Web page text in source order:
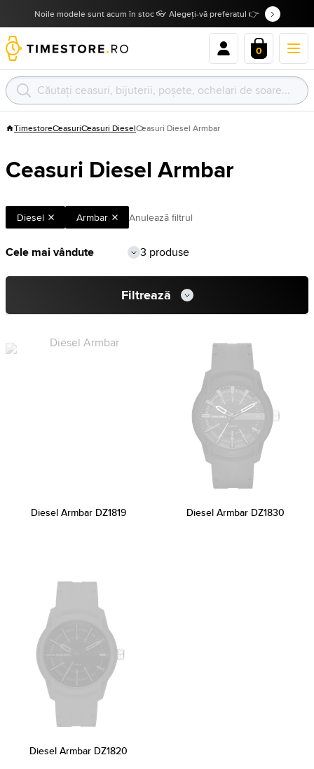
Noile modele sunt acum în stoc 👓 Alegeți-vă preferatul 👉
0
TimestoreCeasuriCeasuri DieselCeasuri Diesel Armbar
Ceasuri Diesel Armbar
Diesel Armbar Anulează filtrul
3 produse
Filtrează
Diesel Armbar DZ1819 Diesel Armbar DZ1830
Diesel Armbar DZ1820